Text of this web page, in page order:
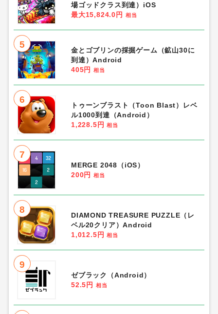
場ゴッドクラス到達）iOS
最大15,824.0円
相当
5
金とゴブリンの採掘ゲーム（鉱山30に
到達）Android
405円
相当
6
トゥーンブラスト（Toon Blast）レベ
ル1000到達（Android）
1,228.5円
相当
7
MERGE 2048（iOS）
200円
相当
8
DIAMOND TREASURE PUZZLE（レ
ベル20クリア）Android
1,012.5円
相当
9
ゼブラック（Android）
52.5円
相当